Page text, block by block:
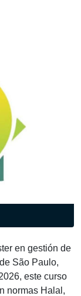
en gestión de
São Paulo,
este curso
normas Halal,